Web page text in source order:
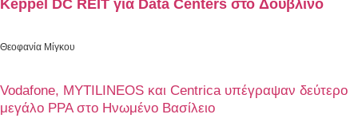
Keppel DC REIT για Data Centers στο Δουβλίνο
Θεοφανία Μίγκου
Vodafone, MYTILINEOS και Centrica υπέγραψαν δεύτερο
μεγάλο PPA στο Ηνωμένο Βασίλειο